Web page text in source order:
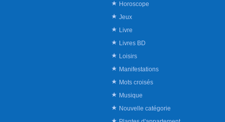
Horoscope
Jeux
Livre
Livres BD
Loisirs
Manifestations
Mots croisés
Musique
Nouvelle catégorie